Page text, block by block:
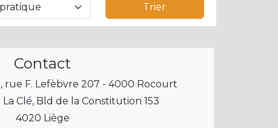
Trier
Contact
rue F. Lefèbvre 207 - 4000 Rocourt
Clé, Bld de la Constitution 153
4020 Liège